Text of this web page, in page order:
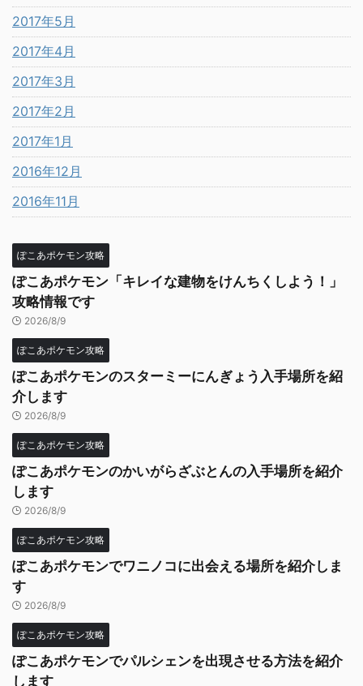
2017年5月
2017年4月
2017年3月
2017年2月
2017年1月
2016年12月
2016年11月
ぽこあポケモン攻略
ぽこあポケモン「キレイな建物をけんちくしよう！」
攻略情報です
2026/8/9
ぽこあポケモン攻略
ぽこあポケモンのスターミーにんぎょう入手場所を紹
介します
2026/8/9
ぽこあポケモン攻略
ぽこあポケモンのかいがらざぶとんの入手場所を紹介
します
2026/8/9
ぽこあポケモン攻略
ぽこあポケモンでワニノコに出会える場所を紹介しま
す
2026/8/9
ぽこあポケモン攻略
ぽこあポケモンでパルシェンを出現させる方法を紹介
します